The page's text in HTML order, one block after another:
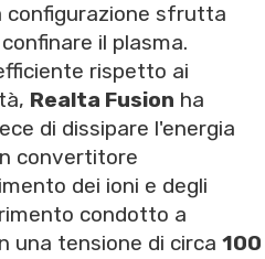
configurazione sfrutta
il plasma.
rispetto ai
Realta Fusion ha
di dissipare l'energia
convertitore
dei ioni e degli
condotto a
una tensione di circa 100